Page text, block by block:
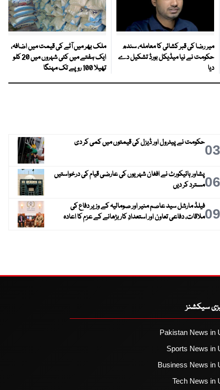
میر رضا کی قبر کشائی کا معاملہ، سندھ
حکومت نے نیا میڈیکل بورڈ تشکیل دے
دیا
ملک بھر میں آٹے کی قیمت میں اضافہ،
ایک ہفتے میں کئی شہروں میں 20 کلو
تھیلا 100 روپے تک مہنگا
03حکومت نے پیٹرول اور ڈیزل کی قیمتوں میں کمی کر دی
06پشاور ہائیکورٹ نے افغان شہریوں کی عارضی قیام کی درخواستیں
مسترد کر دیں
09فیلڈ مارشل سید عاصم منیر اور صومالیہ کے وزیر دفاع کی
ملاقات، دفاعی تعاون اور استعدادِ کار بڑھانے کے عزم کا اعادہ
سیکشنز
Pakistan News in
Sports News in
Business News in
Tech News in